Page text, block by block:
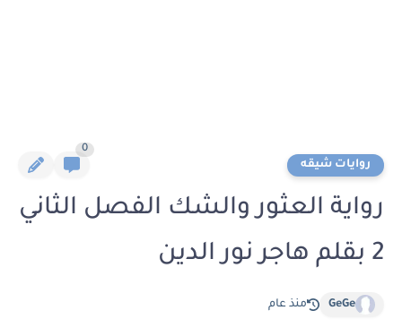
روايات شيقه
0
رواية العثور والشك الفصل الثاني
2 بقلم هاجر نور الدين
GeGe منذ عام